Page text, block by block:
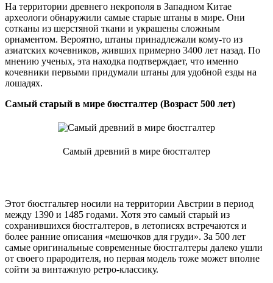
На территории древнего некрополя в Западном Китае
археологи обнаружили самые старые штаны в мире. Они
сотканы из шерстяной ткани и украшены сложным
орнаментом. Вероятно, штаны принадлежали кому-то из
азиатских кочевников, живших примерно 3400 лет назад. По
мнению ученых, эта находка подтверждает, что именно
кочевники первыми придумали штаны для удобной езды на
лошадях.
Самый старый в мире бюстгалтер (Возраст 500 лет)
Самый древний в мире бюстгалтер
Этот бюстгальтер носили на территории Австрии в период
между 1390 и 1485 годами. Хотя это самый старый из
сохранившихся бюстгалтеров, в летописях встречаются и
более ранние описания «мешочков для груди». За 500 лет
самые оригинальные современные бюстгалтеры далеко ушли
от своего прародителя, но первая модель тоже может вполне
сойти за винтажную ретро-классику.